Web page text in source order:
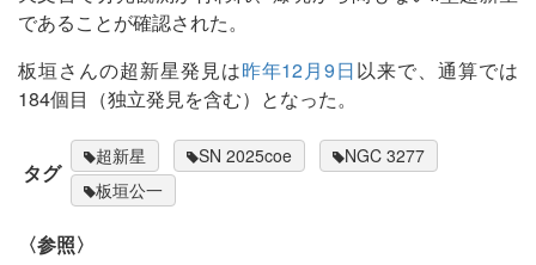
であることが確認された。
板垣さんの超新星発見は昨年12月9日以来で、通算では
184個目（独立発見を含む）となった。
タグ
超新星 SN 2025coe
NGC 3277
板垣公一
〈参照〉